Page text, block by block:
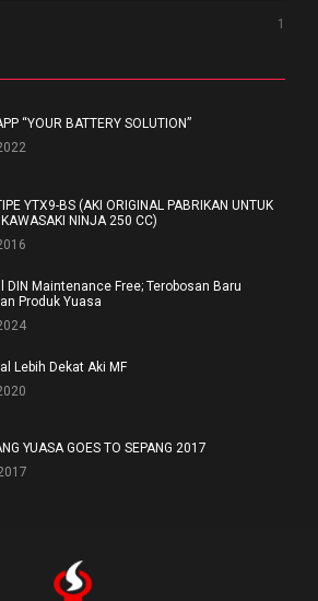
1
“YOUR BATTERY SOLUTION”
YTX9-BS (AKI ORIGINAL PABRIKAN UNTUK
NINJA 250 CC)
DIN Maintenance Free; Terobosan Baru
Produk Yuasa
Lebih Dekat Aki MF
YUASA GOES TO SEPANG 2017